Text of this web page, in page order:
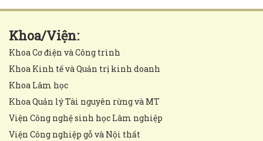
Khoa/Viện:
Khoa Cơ điện và Công trình
Khoa Kinh tế và Quản trị kinh doanh
Khoa Lâm học
Khoa Quản lý Tài nguyên rừng và MT
Viện Công nghệ sinh học Lâm nghiệp
Viện Công nghiệp gỗ và Nội thất